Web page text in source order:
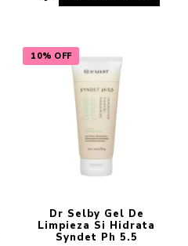
10% OFF
Dr Selby Gel De
Limpieza Si Hidrata
Syndet Ph 5.5